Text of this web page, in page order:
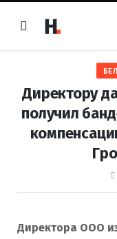
Директору
получил
Директора ООО